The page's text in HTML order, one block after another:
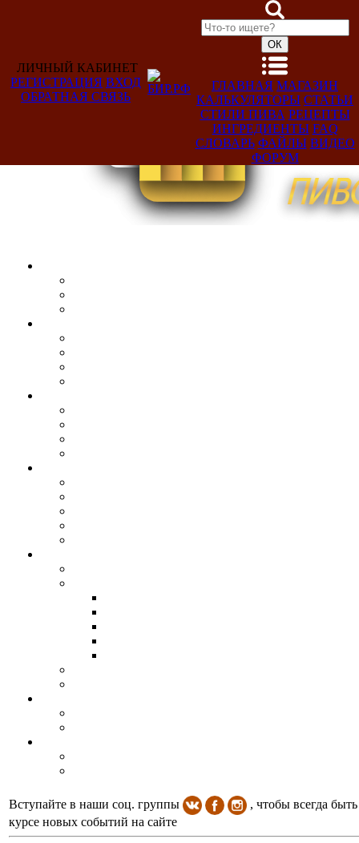
Добро
ЛИЧНЫЙ КАБИНЕТ
РЕГИСТРАЦИЯ ВХОД
ОБРАТНАЯ СВЯЗЬ
ГЛАВНАЯ МАГАЗИН
КАЛЬКУЛЯТОРЫ СТАТЬИ
СТИЛИ ПИВА РЕЦЕПТЫ
ИНГРЕДИЕНТЫ FAQ
СЛОВАРЬ ФАЙЛЫ ВИДЕО
ФОРУМ
Вступайте в наши соц. группы
, чтобы всегда
курсе новых событий на сайте